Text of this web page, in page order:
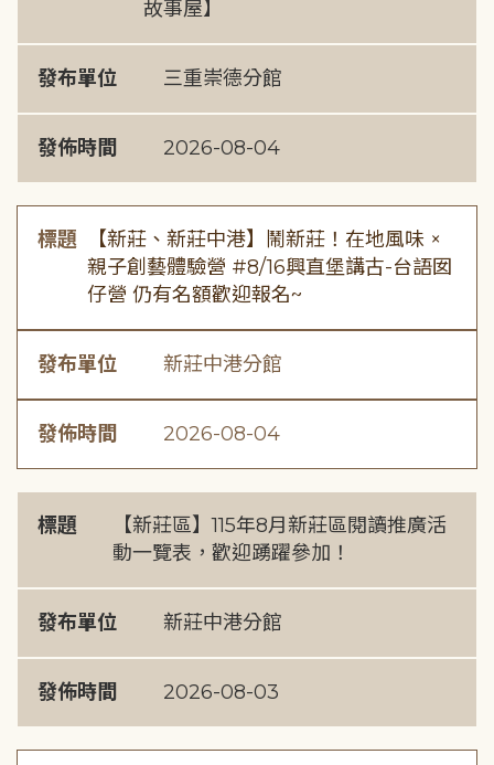
故事屋】
發布單位 三重崇德分館
發佈時間 2026-08-04
標題
【新莊、新莊中港】鬧新莊！在地風味 ×
親子創藝體驗營 #8/16興直堡講古-台語囡
仔營 仍有名額歡迎報名~
發布單位 新莊中港分館
發佈時間 2026-08-04
標題
【新莊區】115年8月新莊區閱讀推廣活
動一覽表，歡迎踴躍參加！
發布單位 新莊中港分館
發佈時間 2026-08-03